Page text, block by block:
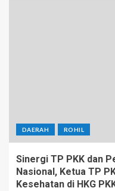
DAERAH ROHIL
Sinergi TP PKK dan
Nasional, Ketua TP
Kesehatan di HKG